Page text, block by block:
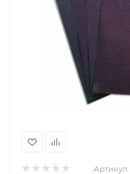
Артикул: